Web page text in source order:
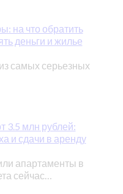
на что обратить
деньги и жилье
самых серьезных
3.5 млн рублей:
и сдачи в аренду
апартаменты в
сейчас…